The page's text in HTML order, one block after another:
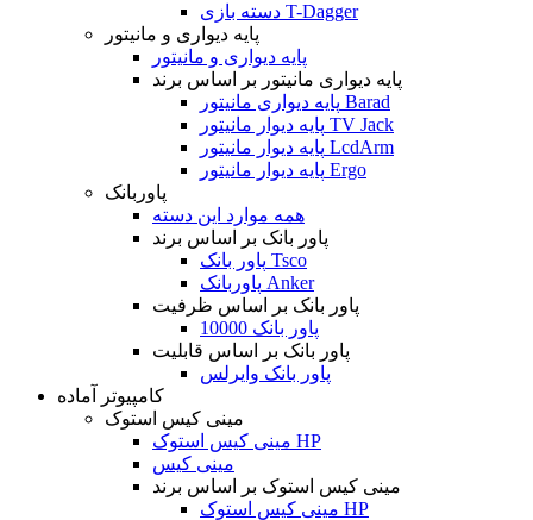
دسته بازی T-Dagger
پایه دیواری و مانیتور
پایه دیواری و مانیتور
پایه دیواری مانیتور بر اساس برند
پایه دیواری مانیتور Barad
پایه دیوار مانیتور TV Jack
پایه دیوار مانیتور LcdArm
پایه دیوار مانیتور Ergo
پاوربانک
همه موارد این دسته
پاور بانک بر اساس برند
پاور بانک Tsco
پاوربانک Anker
پاور بانک بر اساس ظرفیت
پاور بانک 10000
پاور بانک بر اساس قابلیت
پاور بانک وایرلس
کامپیوتر آماده
مینی کیس استوک
مینی کیس استوک HP
مینی کیس
مینی کیس استوک بر اساس برند
مینی کیس استوک HP